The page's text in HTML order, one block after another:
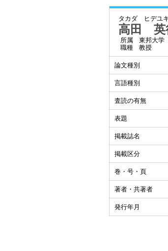
タカダ ヒデユ
高田 英
所属
東邦大学
職種
教授
論文種別
言語種別
査読の有無
表題
掲載誌名
掲載区分
巻・号・頁
著者・共著者
発行年月